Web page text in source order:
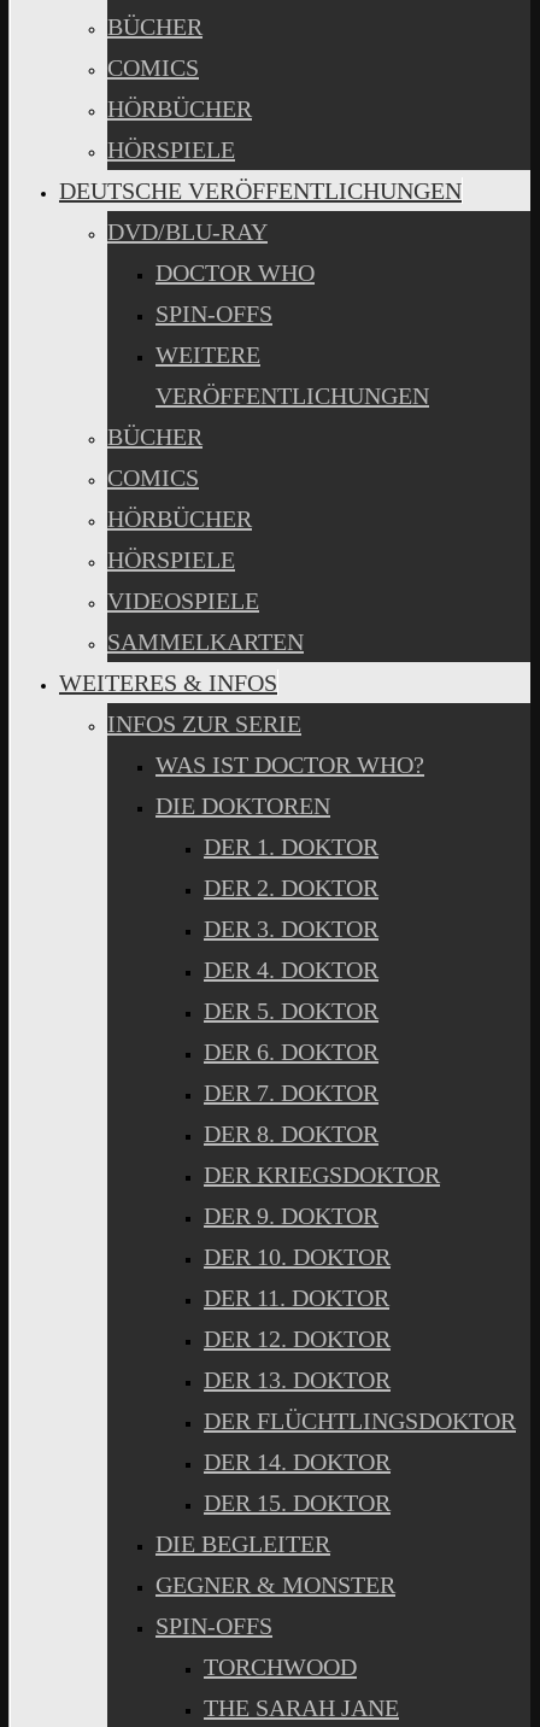
BÜCHER
COMICS
HÖRBÜCHER
HÖRSPIELE
DEUTSCHE VERÖFFENTLICHUNGEN
DVD/BLU-RAY
DOCTOR WHO
SPIN-OFFS
WEITERE
VERÖFFENTLICHUNGEN
BÜCHER
COMICS
HÖRBÜCHER
HÖRSPIELE
VIDEOSPIELE
SAMMELKARTEN
WEITERES & INFOS
INFOS ZUR SERIE
WAS IST DOCTOR WHO?
DIE DOKTOREN
DER 1. DOKTOR
DER 2. DOKTOR
DER 3. DOKTOR
DER 4. DOKTOR
DER 5. DOKTOR
DER 6. DOKTOR
DER 7. DOKTOR
DER 8. DOKTOR
DER KRIEGSDOKTOR
DER 9. DOKTOR
DER 10. DOKTOR
DER 11. DOKTOR
DER 12. DOKTOR
DER 13. DOKTOR
DER FLÜCHTLINGSDOKTOR
DER 14. DOKTOR
DER 15. DOKTOR
DIE BEGLEITER
GEGNER & MONSTER
SPIN-OFFS
TORCHWOOD
THE SARAH JANE